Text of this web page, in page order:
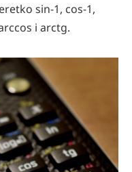
sin-1, cos-1,
i arctg.